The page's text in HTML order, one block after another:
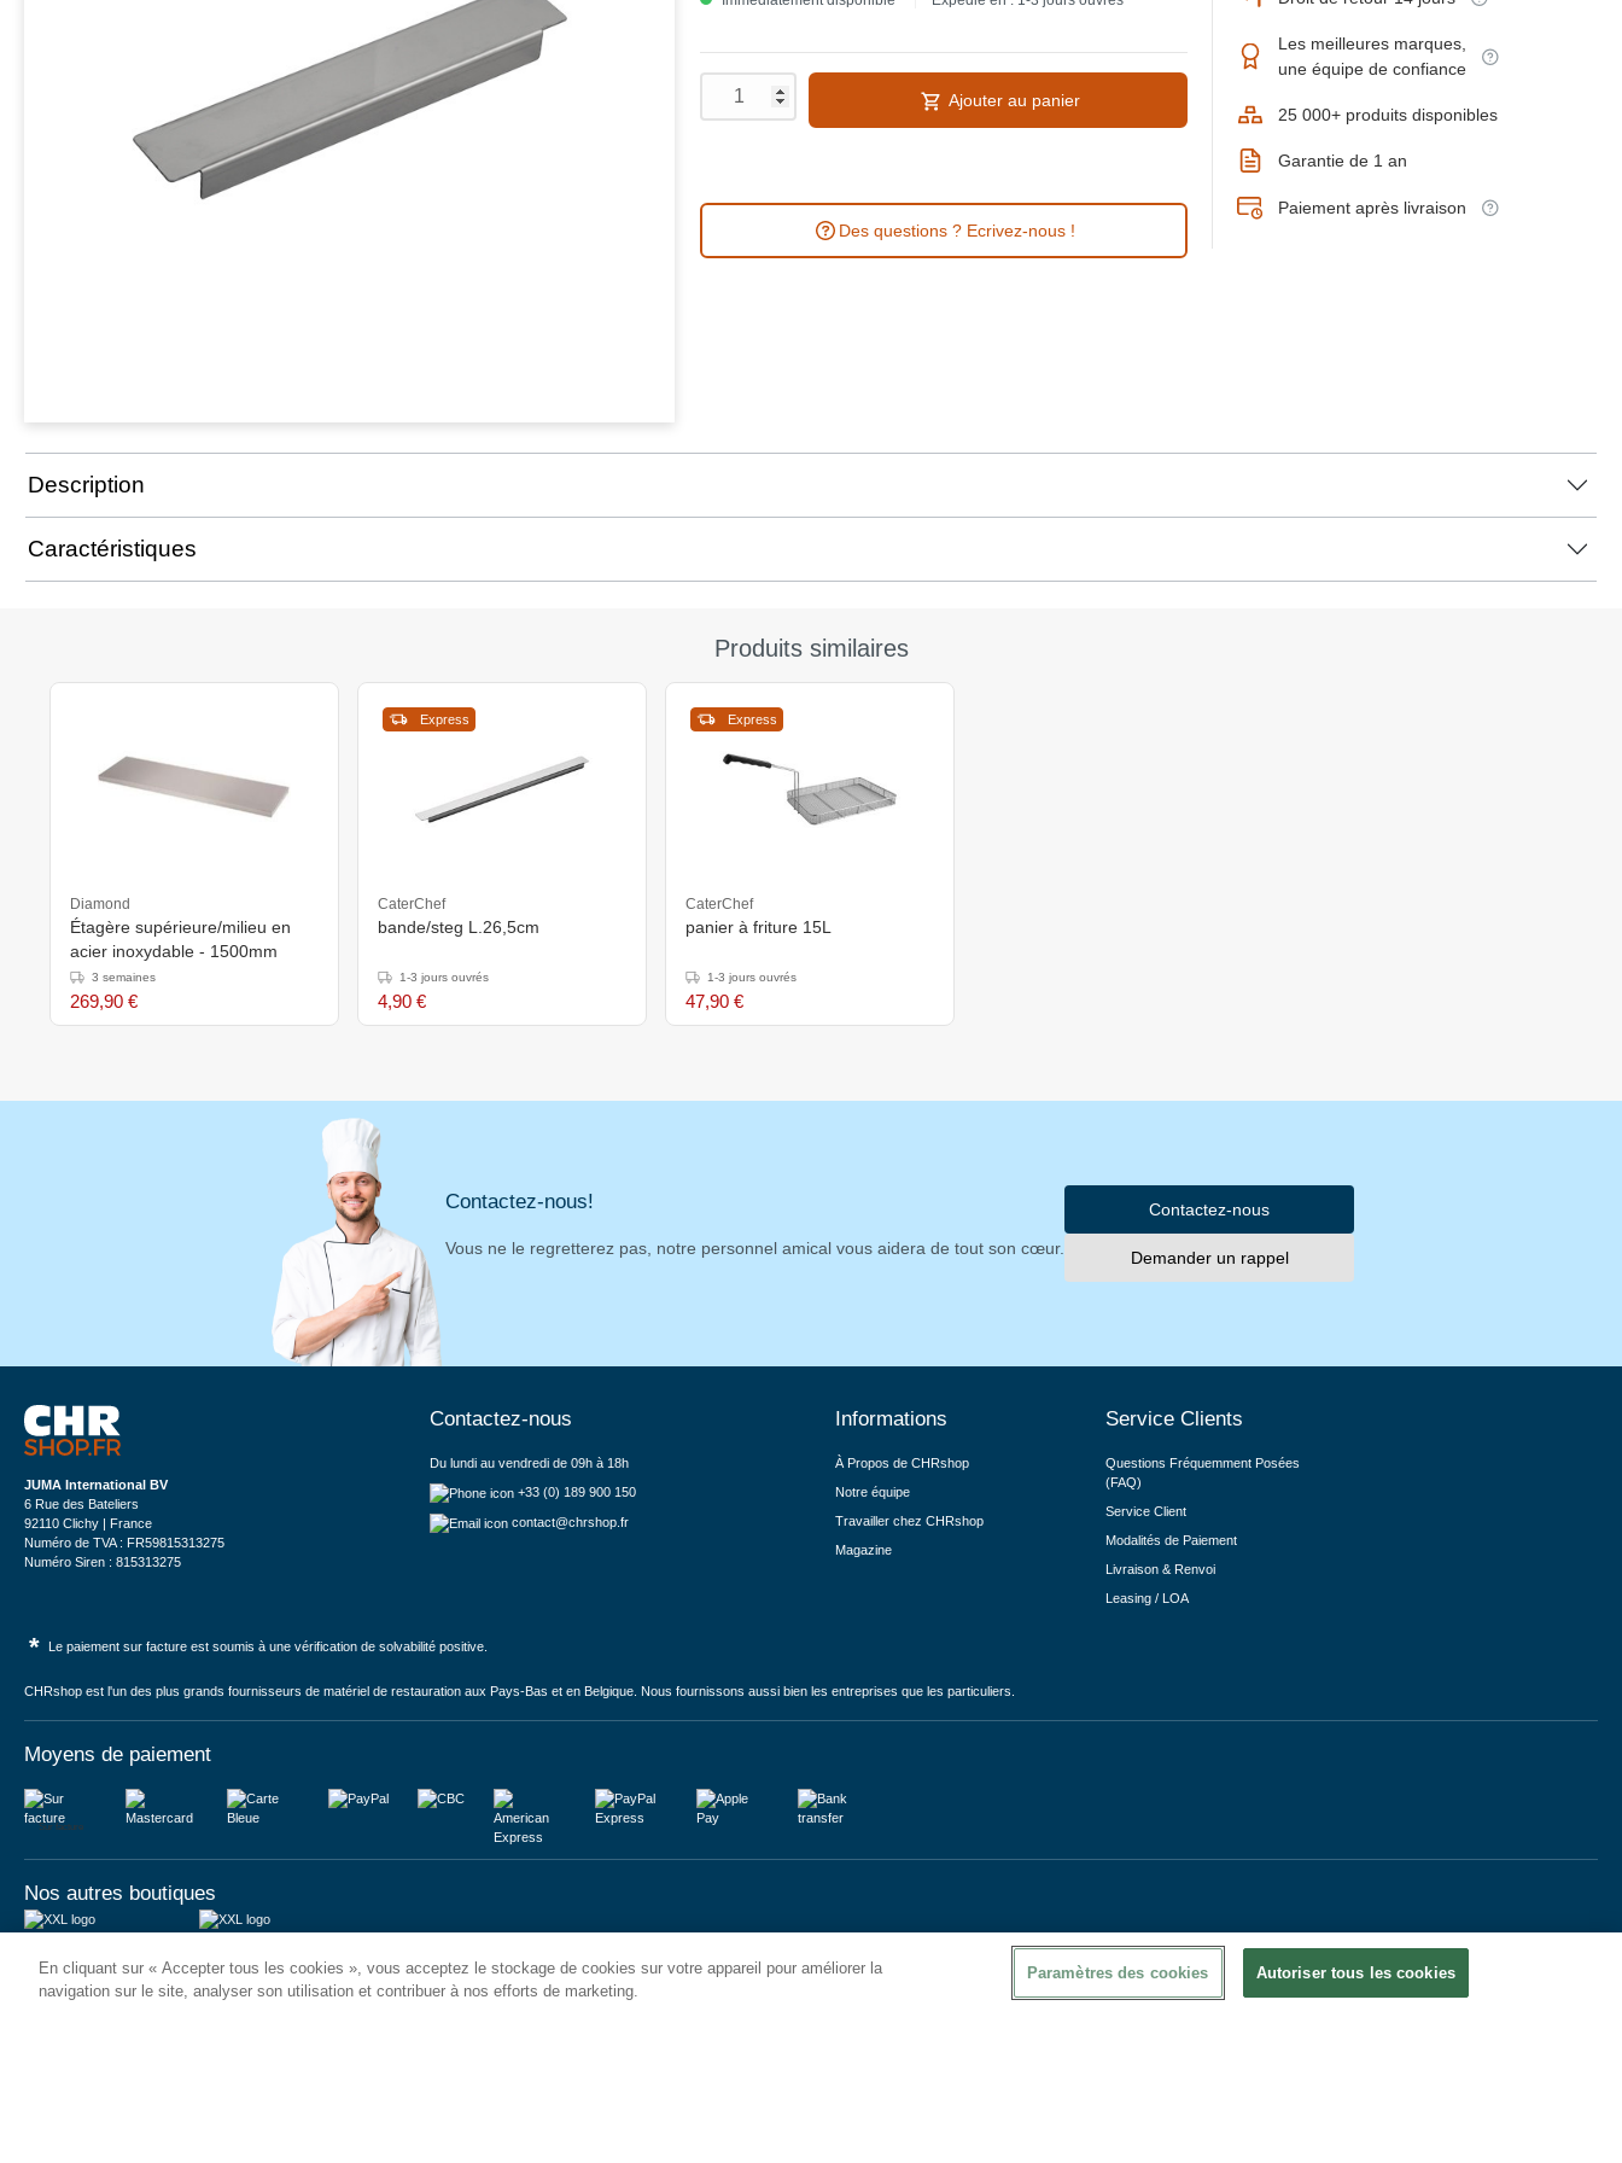
Ajouter au panier
Des questions ? Ecrivez-nous !
Les meilleures marques,
une équipe de confiance
25 000+ produits disponibles
Garantie de 1 an
Paiement après livraison
Description
Caractéristiques
Produits similaires
Diamond
Étagère supérieure/milieu en
acier inoxydable - 1500mm
3 semaines
269,90 €
Express
CaterChef
bande/steg L.26,5cm
1-3 jours ouvrés
4,90 €
Express
CaterChef
panier à friture 15L
1-3 jours ouvrés
47,90 €
Contactez-nous!
Vous ne le regretterez pas, notre personnel amical vous aidera de tout son cœur.
Contactez-nous
Demander un rappel
JUMA International BV
6 Rue des Bateliers
92110 Clichy | France
Numéro de TVA : FR59815313275
Numéro Siren : 815313275
Contactez-nous
Du lundi au vendredi de 09h à 18h
+33 (0) 189 900 150
contact@chrshop.fr
Informations
À Propos de CHRshop
Notre équipe
Travailler chez CHRshop
Magazine
Service Clients
Questions Fréquemment Posées
(FAQ)
Service Client
Modalités de Paiement
Livraison & Renvoi
Leasing / LOA
* Le paiement sur facture est soumis à une vérification de solvabilité positive.
CHRshop est l'un des plus grands fournisseurs de matériel de restauration aux Pays-Bas et en Belgique. Nous fournissons aussi bien les entreprises que les particuliers.
Moyens de paiement
Sur facture
Nos autres boutiques
Königsborner Straße 26a
39175 Biederitz | Deutschland
Vrijheidweg 34
1521RR Wormerveer | Nederland
En cliquant sur « Accepter tous les cookies », vous acceptez le stockage de cookies sur votre appareil pour améliorer la
navigation sur le site, analyser son utilisation et contribuer à nos efforts de marketing.
Paramètres des cookies Autoriser tous les cookies